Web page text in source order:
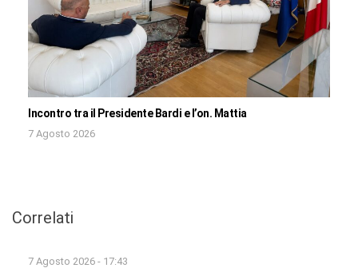
Incontro tra il Presidente Bardi e l’on. Mattia
7 Agosto 2026
Correlati
7 Agosto 2026 - 17:43